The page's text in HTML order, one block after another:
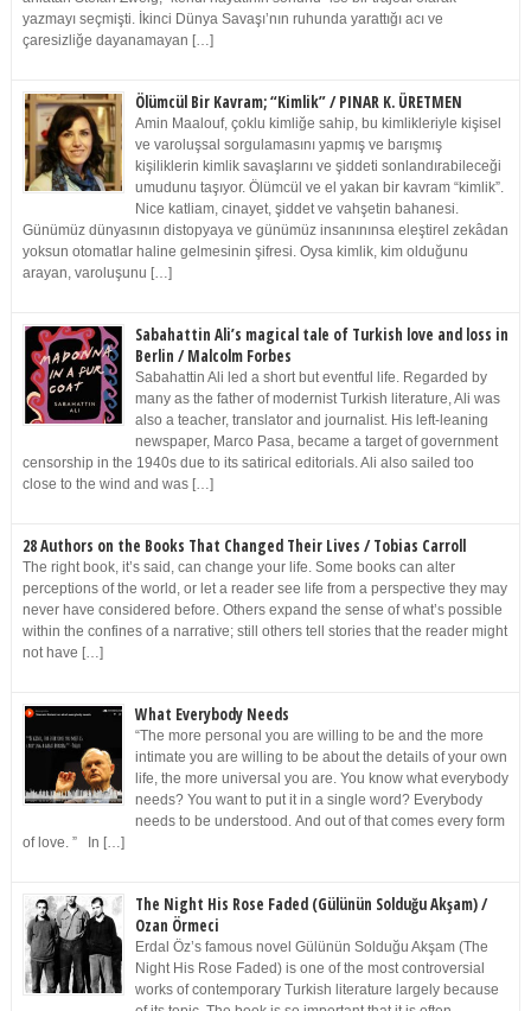
yazmayı seçmişti. İkinci Dünya Savaşı’nın ruhunda yarattığı acı ve
çaresizliğe dayanamayan […]
Ölümcül Bir Kavram; “Kimlik” / PINAR K. ÜRETMEN
Amin Maalouf, çoklu kimliğe sahip, bu kimlikleriyle kişisel
ve varoluşsal sorgulamasını yapmış ve barışmış
kişiliklerin kimlik savaşlarını ve şiddeti sonlandırabileceği
umudunu taşıyor. Ölümcül ve el yakan bir kavram “kimlik”.
Nice katliam, cinayet, şiddet ve vahşetin bahanesi.
Günümüz dünyasının distopyaya ve günümüz insanınınsa eleştirel zekâdan
yoksun otomatlar haline gelmesinin şifresi. Oysa kimlik, kim olduğunu
arayan, varoluşunu […]
Sabahattin Ali’s magical tale of Turkish love and loss in
Berlin / Malcolm Forbes
Sabahattin Ali led a short but eventful life. Regarded by
many as the father of modernist Turkish literature, Ali was
also a teacher, translator and journalist. His left-leaning
newspaper, Marco Pasa, became a target of government
censorship in the 1940s due to its satirical editorials. Ali also sailed too
close to the wind and was […]
28 Authors on the Books That Changed Their Lives / Tobias Carroll
The right book, it’s said, can change your life. Some books can alter
perceptions of the world, or let a reader see life from a perspective they may
never have considered before. Others expand the sense of what’s possible
within the confines of a narrative; still others tell stories that the reader might
not have […]
What Everybody Needs
“The more personal you are willing to be and the more
intimate you are willing to be about the details of your own
life, the more universal you are. You know what everybody
needs? You want to put it in a single word? Everybody
needs to be understood. And out of that comes every form
of love. ” In […]
The Night His Rose Faded (Gülünün Solduğu Akşam) /
Ozan Örmeci
Erdal Öz’s famous novel Gülünün Solduğu Akşam (The
Night His Rose Faded) is one of the most controversial
works of contemporary Turkish literature largely because